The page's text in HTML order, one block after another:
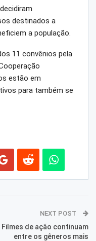
destinados a
a população.
11 convênios pela
estão em
para também se
NEXT POST
Filmes de ação continuam
entre os gêneros mais